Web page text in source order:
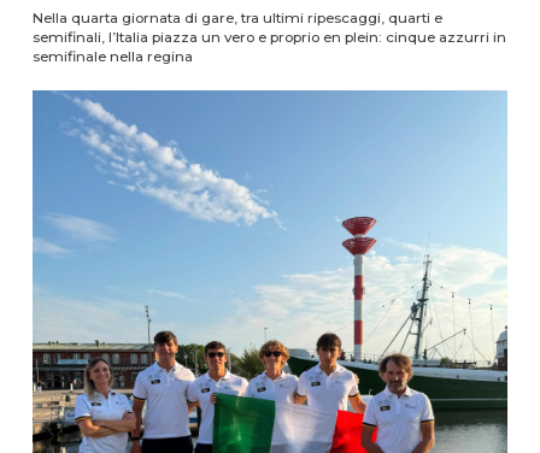
Nella quarta giornata di gare, tra ultimi ripescaggi, quarti e
semifinali, l’Italia piazza un vero e proprio en plein: cinque azzurri in
semifinale nella regina